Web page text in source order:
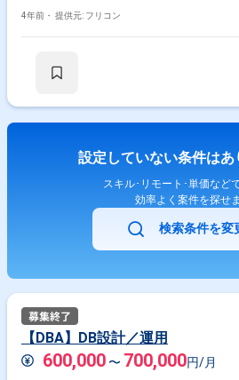
4年前・ 提供元: フリコン
設定していない条件はあ
スキル･リモート･単価など
効率よく案件を探せま
検索条件を変
【DBA】DB設計／運用
600,000 〜 700,000円/月